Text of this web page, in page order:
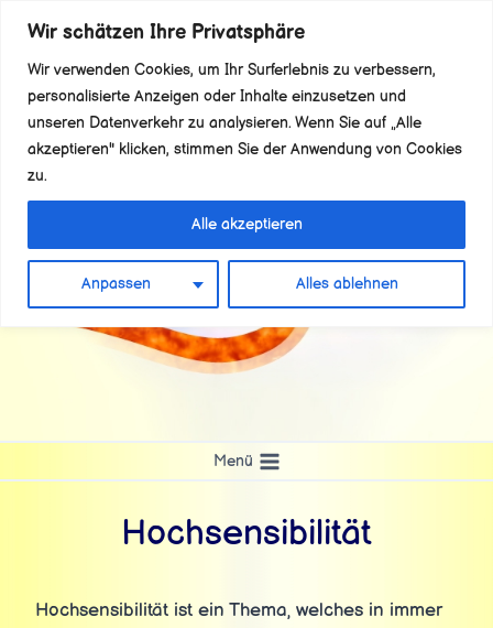
Wir schätzen Ihre Privatsphäre
Wir verwenden Cookies, um Ihr Surferlebnis zu verbessern,
personalisierte Anzeigen oder Inhalte einzusetzen und
unseren Datenverkehr zu analysieren. Wenn Sie auf „Alle
akzeptieren" klicken, stimmen Sie der Anwendung von Cookies
zu.
Anpassen Alles ablehnen
Alle akzeptieren
Inhalt
springen
Menü
Hochsensibilität
Hochsensibilität ist ein Thema, welches in immer